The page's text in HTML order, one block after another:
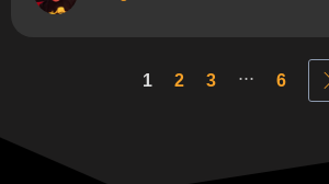
1 2 3 ... 6